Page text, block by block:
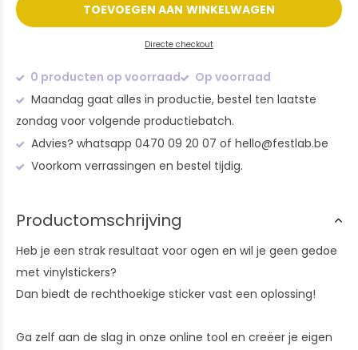
TOEVOEGEN AAN WINKELWAGEN
Directe checkout
0 producten op voorraad
Op voorraad
Maandag gaat alles in productie, bestel ten laatste
zondag voor volgende productiebatch.
Advies? whatsapp 0470 09 20 07 of hello@festlab.be
Voorkom verrassingen en bestel tijdig.
Productomschrijving
Heb je een strak resultaat voor ogen en wil je geen gedoe
met vinylstickers?
Dan biedt de rechthoekige sticker vast een oplossing!
Ga zelf aan de slag in onze online tool en creëer je eigen